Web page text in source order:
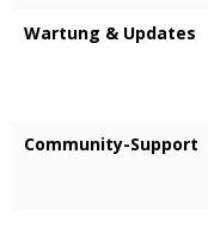
Wartung & Updates
Community-Support